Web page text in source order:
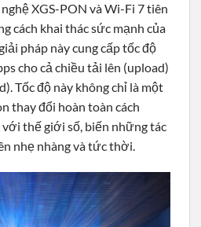
XGS-PON và Wi-Fi 7 tiên
cách khai thác sức mạnh của
pháp này cung cấp tốc độ
cho cả chiều tải lên (upload)
Tốc độ này không chỉ là một
thay đổi hoàn toàn cách
thế giới số, biến những tác
nhẹ nhàng và tức thời.